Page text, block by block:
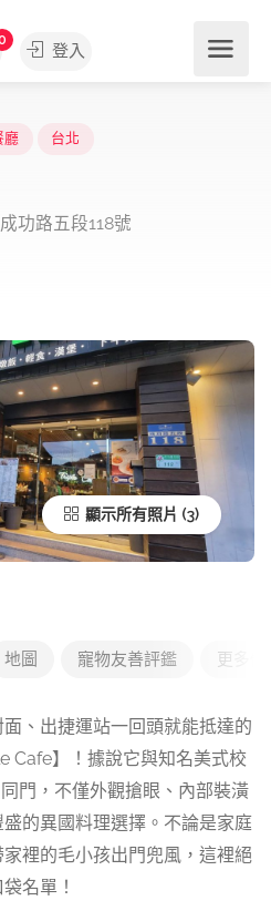
登入
餐廳 台北
成功路五段118號
顯示所有照片
地圖 寵物友善評鑑 更多優
、出捷運站一回頭就能抵達的
】！據說它與知名美式校
門，不僅外觀搶眼、內部裝潢
的異國料理選擇。不論是家庭
裡的毛小孩出門兜風，這裡絕
名單！